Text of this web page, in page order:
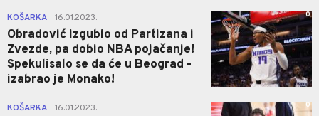
KOŠARKA 16.01.2023.
Obradović izgubio od Partizana i
Zvezde, pa dobio NBA pojačanje!
Spekulisalo se da će u Beograd -
izabrao je Monako!
0
KOŠARKA 16.01.2023. 0